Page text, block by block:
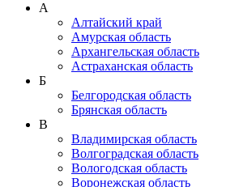
А
Алтайский край
Амурская область
Архангельская область
Астраханская область
Б
Белгородская область
Брянская область
В
Владимирская область
Волгоградская область
Вологодская область
Воронежская область